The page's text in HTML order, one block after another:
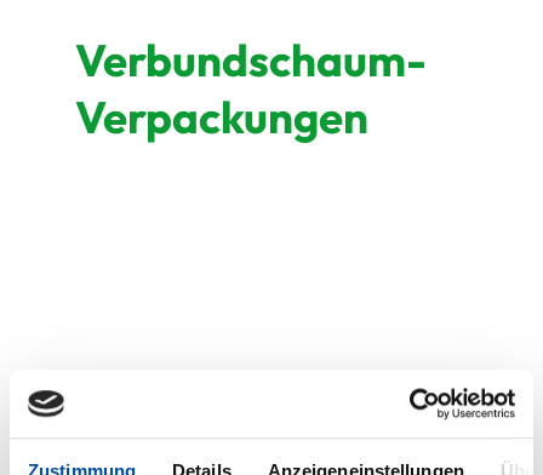
Zustimmung Details Anzeigeneinstellungen
Verbundschaum-
Verpackungen